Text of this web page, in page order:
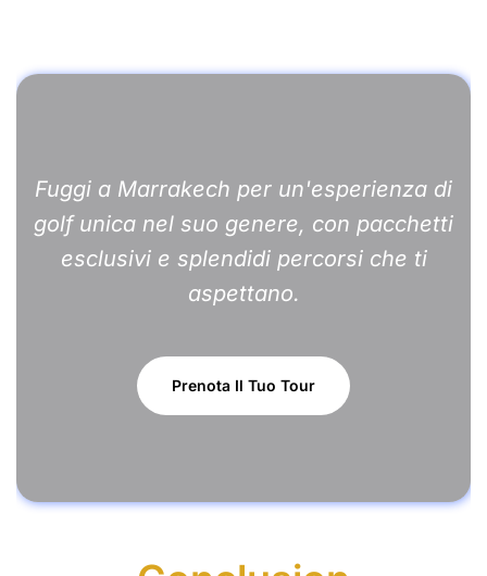
Fuggi a Marrakech per un'esperienza di
golf unica nel suo genere, con pacchetti
esclusivi e splendidi percorsi che ti
aspettano.
Prenota Il Tuo Tour